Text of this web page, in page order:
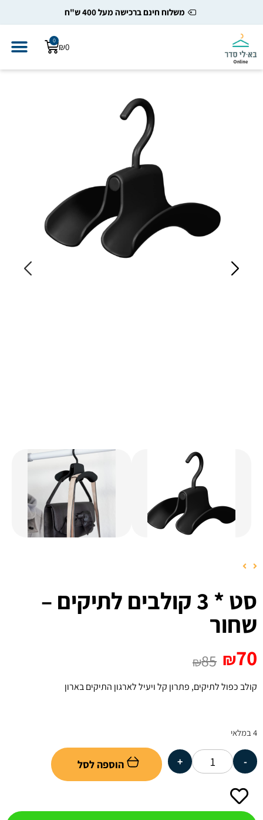
משלוח חינם ברכישה מעל 400 ש"ח
₪
0
סט * 3 קולבים לתיקים –
שחור
₪70
₪85
קולב כפול לתיקים, פתרון קל ויעיל לארגון התיקים בארון
הוספה לסל